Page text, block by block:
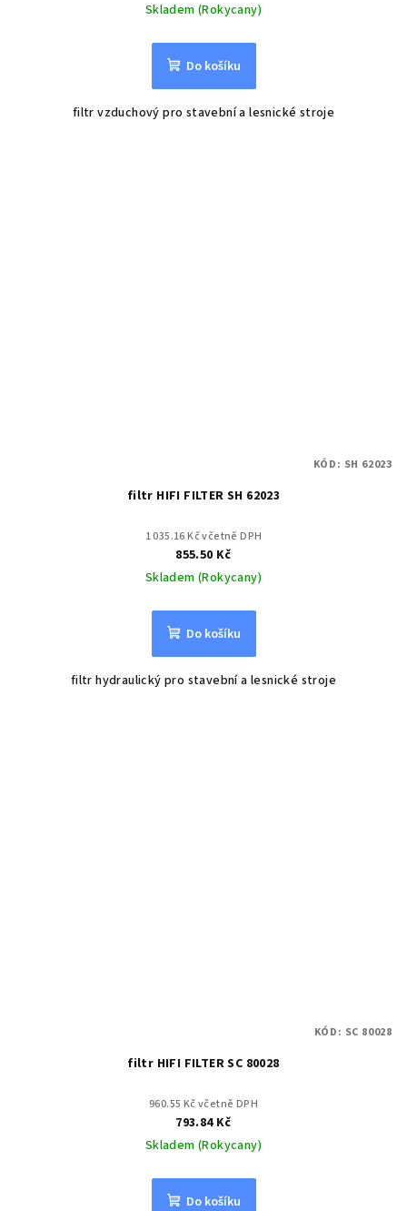
Skladem (Rokycany)
Do košíku
filtr vzduchový pro stavební a lesnické stroje
filtr HIFI FILTER SH 62023
1 035.16 Kč včetně DPH
855.50 Kč
Skladem (Rokycany)
Do košíku
filtr hydraulický pro stavební a lesnické stroje
KÓD: SH 62023
filtr HIFI FILTER SC 80028
960.55 Kč včetně DPH
793.84 Kč
Skladem (Rokycany)
Do košíku
KÓD: SC 80028